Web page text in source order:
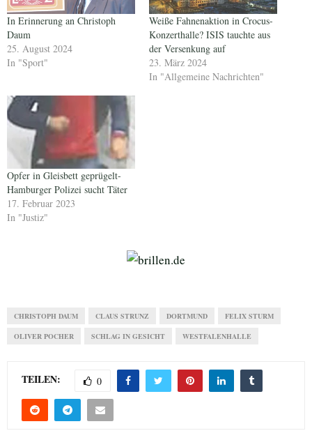
In Erinnerung an Christoph
Daum
25. August 2024
In "Sport"
Weiße Fahnenaktion in Crocus-
Konzerthalle? ISIS tauchte aus
der Versenkung auf
23. März 2024
In "Allgemeine Nachrichten"
Opfer in Gleisbett geprügelt-
Hamburger Polizei sucht Täter
17. Februar 2023
In "Justiz"
CHRISTOPH DAUM CLAUS STRUNZ DORTMUND FELIX STURM
OLIVER POCHER SCHLAG IN GESICHT WESTFALENHALLE
TEILEN: 0